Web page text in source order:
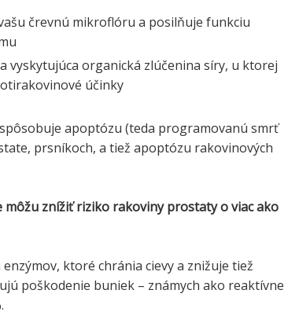
črevnú mikroflóru a posilňuje funkciu
vyskytujúca organická zlúčenina síry, u ktorej
účinky
apoptózu (teda programovanú smrť
prsníkoch, a tiež apoptózu rakovinových
znížiť riziko rakoviny prostaty o viac ako
ktoré chránia cievy a znižuje tiež
poškodenie buniek – známych ako reaktívne